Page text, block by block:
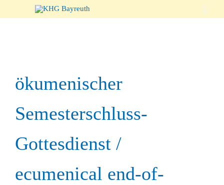

ökumenischer
Semesterschluss-
Gottesdienst /
ecumenical end-of-